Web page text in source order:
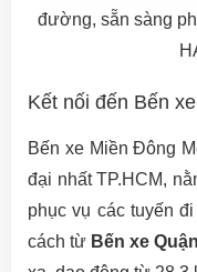
đường, sẵn sàng
Kết nối đến Bến
Bến xe Miền Đông
đại nhất TP.HCM,
phục vụ các tuyến
cách từ Bến xe